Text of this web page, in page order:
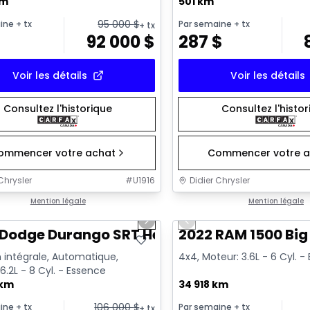
+ tx 95 000$+ tx
92 000$
Voir les détails
Consultez l'historique
votre achat
#U1916
Mention légale
Par semaine + tx
287 $
Voir les détails
Consultez
Commencer votre
Didier Chrysler
Mention légale
offre
slide Next slide
Durango SRT Hellcat
intégrale, Automatique,
- 8 Cyl. - Essence
+ tx 106 000$
Très bonne offre
Previous slide
2022 RAM 1500
4x4, Moteur: 3.6L - 6 Cyl. -
34 918 km
Par semaine + tx